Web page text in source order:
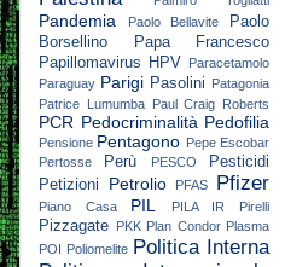
Pandemia Paolo Bellavite
Paolo
Borsellino
Papa Francesco
Papillomavirus HPV Paracetamolo
Paraguay Parigi Pasolini Patagonia
Patrice Lumumba
Paul Craig Roberts
PCR Pedocriminalità Pedofilia
Pensione Pentagono Pepe Escobar
Pertosse
Perù PESCO
Pesticidi
Petizioni
Petrolio PFAS Pfizer
Piano Casa PIL PILA IR Pirelli
Pizzagate PKK Plan Condor Plasma
POI Poliomelite Politica Interna